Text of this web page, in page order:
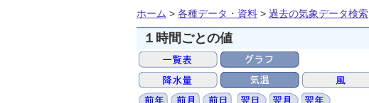
ホーム > 各種データ・資料 > 過去の気象データ検索
１時間ごとの値